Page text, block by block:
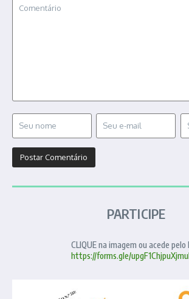
PARTICIPE
CLIQUE na imagem ou acede pelo
https://forms.gle/